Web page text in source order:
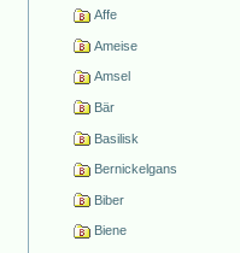
Affe
Ameise
Amsel
Bär
Basilisk
Bernickelgans
Biber
Biene